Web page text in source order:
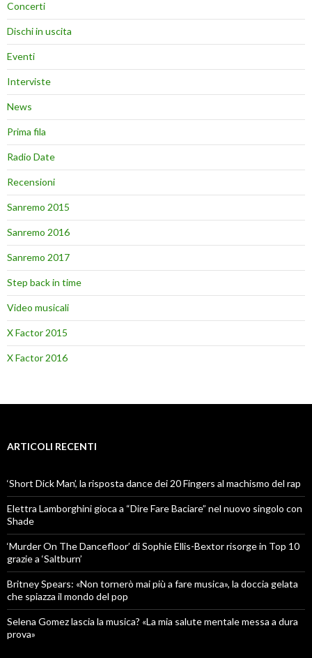
Concerti
Dischi in uscita
Eventi
Interviste
News
Prima fila
Radio Date
Recensioni
Sanremo 2015
Sanremo 2016
Sanremo 2017
Step back in time
Video musicali
X Factor 2015
X Factor 2016
ARTICOLI RECENTI
‘Short Dick Man’, la risposta dance dei 20 Fingers al machismo del rap
Elettra Lamborghini gioca a “Dire Fare Baciare” nel nuovo singolo con
Shade
‘Murder On The Dancefloor’ di Sophie Ellis-Bextor risorge in Top 10
grazie a ‘Saltburn’
Britney Spears: «Non tornerò mai più a fare musica», la doccia gelata
che spiazza il mondo del pop
Selena Gomez lascia la musica? «La mia salute mentale messa a dura
prova»